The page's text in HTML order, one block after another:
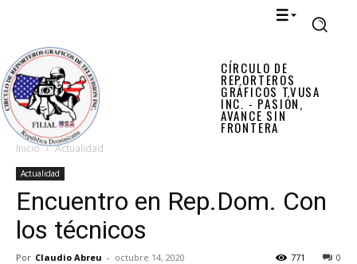
CÍRCULO DE
REPORTEROS
GRÁFICOS TVUSA
INC. - PASIÓN,
AVANCE SIN
FRONTERA
Inicio Actualidad
Actualidad
Encuentro en Rep.Dom. Con
los técnicos
Por Claudio Abreu - octubre 14, 2020 0
771